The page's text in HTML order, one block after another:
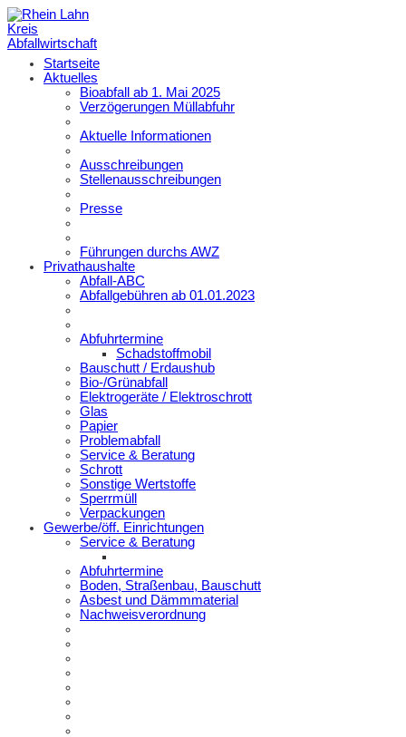
Startseite
Aktuelles
Bioabfall ab 1. Mai 2025
Verzögerungen Müllabfuhr
Aktuelle Informationen
Ausschreibungen
Stellenausschreibungen
Presse
Führungen durchs AWZ
Privathaushalte
Abfall-ABC
Abfallgebühren ab 01.01.2023
Abfuhrtermine
Schadstoffmobil
Bauschutt / Erdaushub
Bio-/Grünabfall
Elektrogeräte / Elektroschrott
Glas
Papier
Problemabfall
Service & Beratung
Schrott
Sonstige Wertstoffe
Sperrmüll
Verpackungen
Gewerbe/öff. Einrichtungen
Service & Beratung
Abfuhrtermine
Boden, Straßenbau, Bauschutt
Asbest und Dämmmaterial
Nachweisverordnung